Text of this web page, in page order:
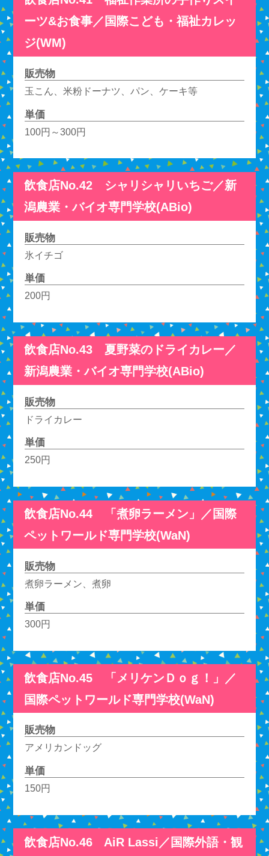
ーツ&お食事／国際こども・福祉カレッ
ジ(WM)
販売物
玉こん、米粉ドーナツ、パン、ケーキ等
単価
100円～300円
飲食店No.42 シャリシャリいちご／新
潟農業・バイオ専門学校(ABio)
販売物
氷イチゴ
単価
200円
飲食店No.43 夏野菜のドライカレー／
新潟農業・バイオ専門学校(ABio)
販売物
ドライカレー
単価
250円
飲食店No.44 「煮卵ラーメン」／国際
ペットワールド専門学校(WaN)
販売物
煮卵ラーメン、煮卵
単価
300円
飲食店No.45 「メリケンＤｏｇ！」／
国際ペットワールド専門学校(WaN)
販売物
アメリカンドッグ
単価
150円
飲食店No.46 AiR Lassi／国際外語・観